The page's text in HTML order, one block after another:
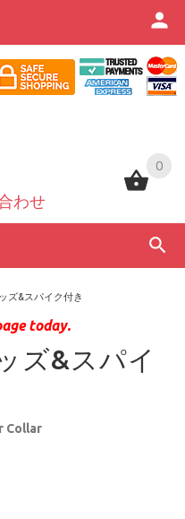
0
わせ
0
ズ&スパイク付き
today.
ズ&スパイ
Collar